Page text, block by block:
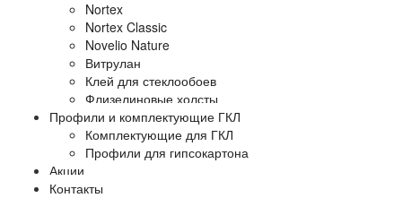
Nortex
Nortex Classic
Novelio Nature
Витрулан
Клей для стеклообоев
Флизелиновые холсты
Профили и комплектующие ГКЛ
Комплектующие для ГКЛ
Профили для гипсокартона
Акции
Контакты